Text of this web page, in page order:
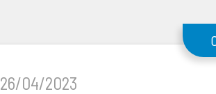
26/04/2023